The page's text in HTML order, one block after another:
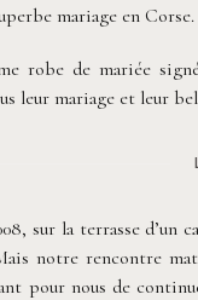
mariage en Corse.
robe de mariée
leur mariage et leur
sur la terrasse d’un
notre rencontre
pour nous de